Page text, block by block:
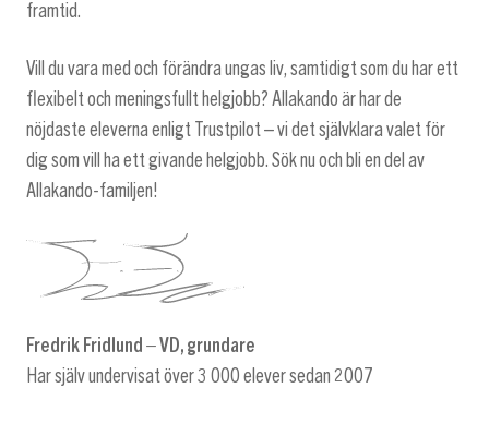
framtid.
Vill du vara med och förändra ungas liv, samtidigt som du har ett
flexibelt och meningsfullt helgjobb? Allakando är har de
nöjdaste eleverna enligt Trustpilot – vi det självklara valet för
dig som vill ha ett givande helgjobb. Sök nu och bli en del av
Allakando-familjen!
Fredrik Fridlund – VD, grundare
Har själv undervisat över 3 000 elever sedan 2007